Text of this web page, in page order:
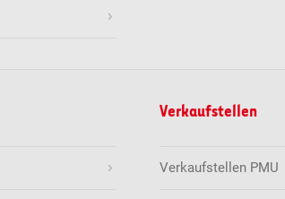
Verkaufstellen
Verkaufstellen PMU